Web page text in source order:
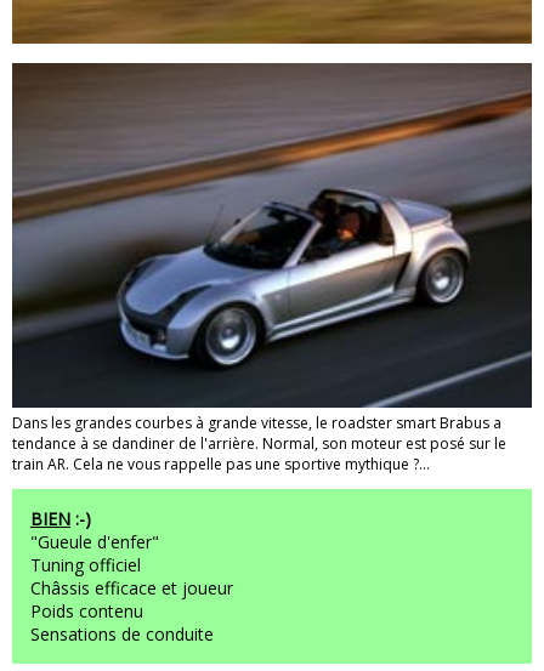
Dans les grandes courbes à grande vitesse, le roadster smart Brabus a
tendance à se dandiner de l'arrière. Normal, son moteur est posé sur le
train AR. Cela ne vous rappelle pas une sportive mythique ?...
BIEN :-)
"Gueule d'enfer"
Tuning officiel
Châssis efficace et joueur
Poids contenu
Sensations de conduite